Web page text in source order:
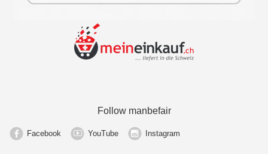
Follow manbefair
Facebook YouTube Instagram